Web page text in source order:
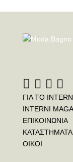
ΓΙΑ ΤΟ
INTERNI
ΕΠΙΚΟΙΝΩΝΙΑ
ΚΑΤΑΣΤΗΜΑΤΑ
ΟΙΚΟΙ